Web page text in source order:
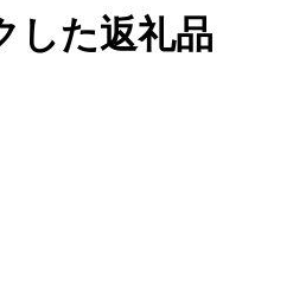
した返礼品